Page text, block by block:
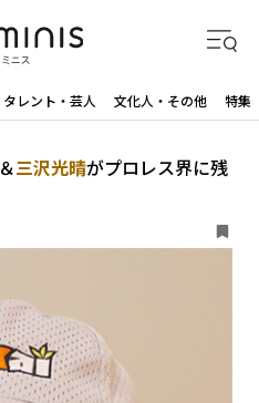
タレント・芸人 文化人・その他 特集
＆三沢光晴がプロレス界に残